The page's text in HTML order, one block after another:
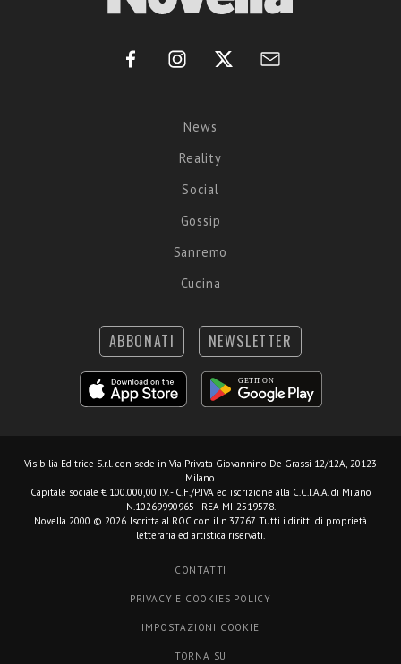
News
Reality
Social
Gossip
Sanremo
Cucina
ABBONATI NEWSLETTER
Visibilia Editrice S.r.l. con sede in Via Privata Giovannino De Grassi 12/12A, 20123
Milano.
Capitale sociale € 100.000,00 I.V. - C.F./P.IVA ed iscrizione alla C.C.I.A.A. di Milano
N.10269990965 - REA MI-2519578.
Novella 2000 © 2026. Iscritta al ROC con il n.37767. Tutti i diritti di proprietà
letteraria ed artistica riservati.
CONTATTI
PRIVACY E COOKIES POLICY
IMPOSTAZIONI COOKIE
TORNA SU